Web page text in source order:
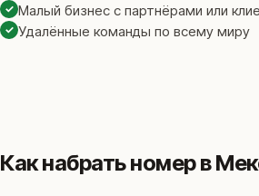
✓ Малый бизнес с партнёрами или
✓ Удалённые команды по всему миру
Как набрать номер в